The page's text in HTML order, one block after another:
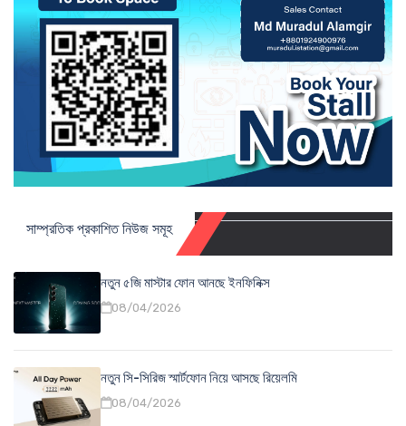
সাম্প্রতিক প্রকাশিত নিউজ সমূহ
নতুন ৫জি মাস্টার ফোন আনছে ইনফিনিক্স
08/04/2026
নতুন সি-সিরিজ স্মার্টফোন নিয়ে আসছে রিয়েলমি
08/04/2026